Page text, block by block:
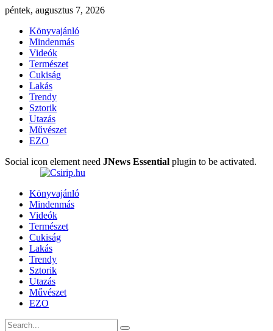
péntek, augusztus 7, 2026
Könyvajánló
Mindenmás
Videók
Természet
Cukiság
Lakás
Trendy
Sztorik
Utazás
Művészet
EZO
Social icon element need JNews Essential plugin to be activated.
Könyvajánló
Mindenmás
Videók
Természet
Cukiság
Lakás
Trendy
Sztorik
Utazás
Művészet
EZO